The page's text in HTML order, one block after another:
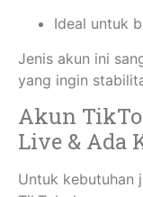
Ideal untuk
Jenis akun ini
yang ingin
Akun
Live & Ada
Untuk kebutuhan